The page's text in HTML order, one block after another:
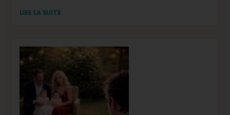
LIRE LA SUITE